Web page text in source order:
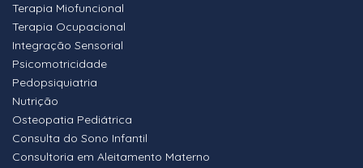
Terapia Miofuncional
Terapia Ocupacional
Integração Sensorial
Psicomotricidade
Pedopsiquiatria
Nutrição
Osteopatia Pediátrica
Consulta do Sono Infantil
Consultoria em Aleitamento Materno